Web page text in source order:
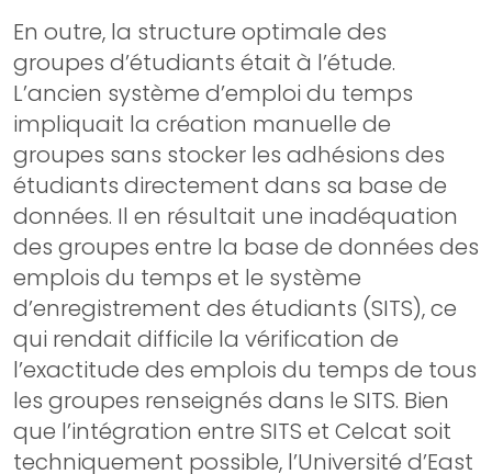
En outre, la structure optimale des
groupes d’étudiants était à l’étude.
L’ancien système d’emploi du temps
impliquait la création manuelle de
groupes sans stocker les adhésions des
étudiants directement dans sa base de
données. Il en résultait une inadéquation
des groupes entre la base de données des
emplois du temps et le système
d’enregistrement des étudiants (SITS), ce
qui rendait difficile la vérification de
l’exactitude des emplois du temps de tous
les groupes renseignés dans le SITS. Bien
que l’intégration entre SITS et Celcat soit
techniquement possible, l’Université d’East